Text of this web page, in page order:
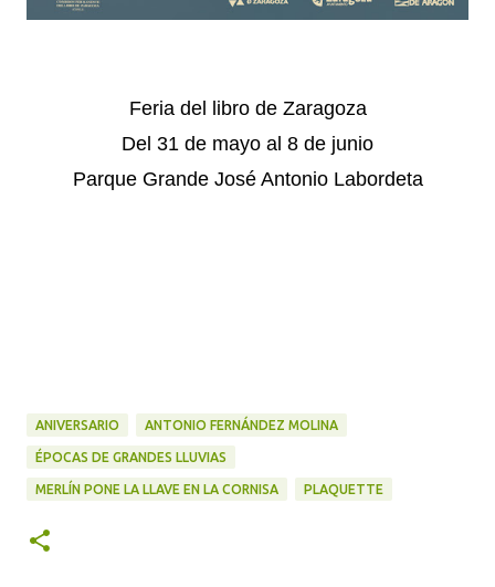
Feria del libro de Zaragoza
Del 31 de mayo al 8 de junio
Parque Grande José Antonio Labordeta
ANIVERSARIO ANTONIO FERNÁNDEZ MOLINA
ÉPOCAS DE GRANDES LLUVIAS
MERLÍN PONE LA LLAVE EN LA CORNISA PLAQUETTE